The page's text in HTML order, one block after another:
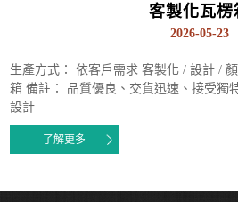
客製化瓦楞
2026-05-23
生產方式： 依客戶需求 客製化 / 設計 /
箱 備註： 品質優良、交貨迅速、接受獨
設計
了解更多